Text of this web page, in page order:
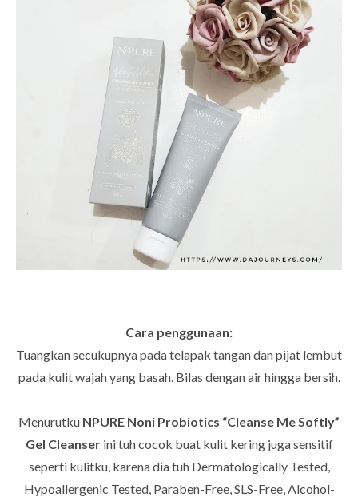
Cara penggunaan:
Tuangkan secukupnya pada telapak tangan dan pijat lembut
pada kulit wajah yang basah. Bilas dengan air hingga bersih.
Menurutku NPURE Noni Probiotics “Cleanse Me Softly”
Gel Cleanserini tuh cocok buat kulit kering juga sensitif
seperti kulitku, karena dia tuh Dermatologically Tested,
Hypoallergenic Tested, Paraben-Free, SLS-Free, Alcohol-